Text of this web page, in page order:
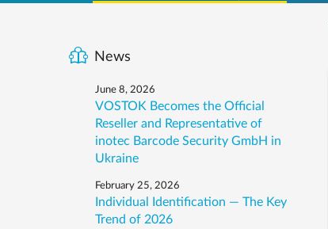
News
June 8, 2026
VOSTOK Becomes the Official
Reseller and Representative of
inotec Barcode Security GmbH in
Ukraine
February 25, 2026
Individual Identification — The Key
Trend of 2026